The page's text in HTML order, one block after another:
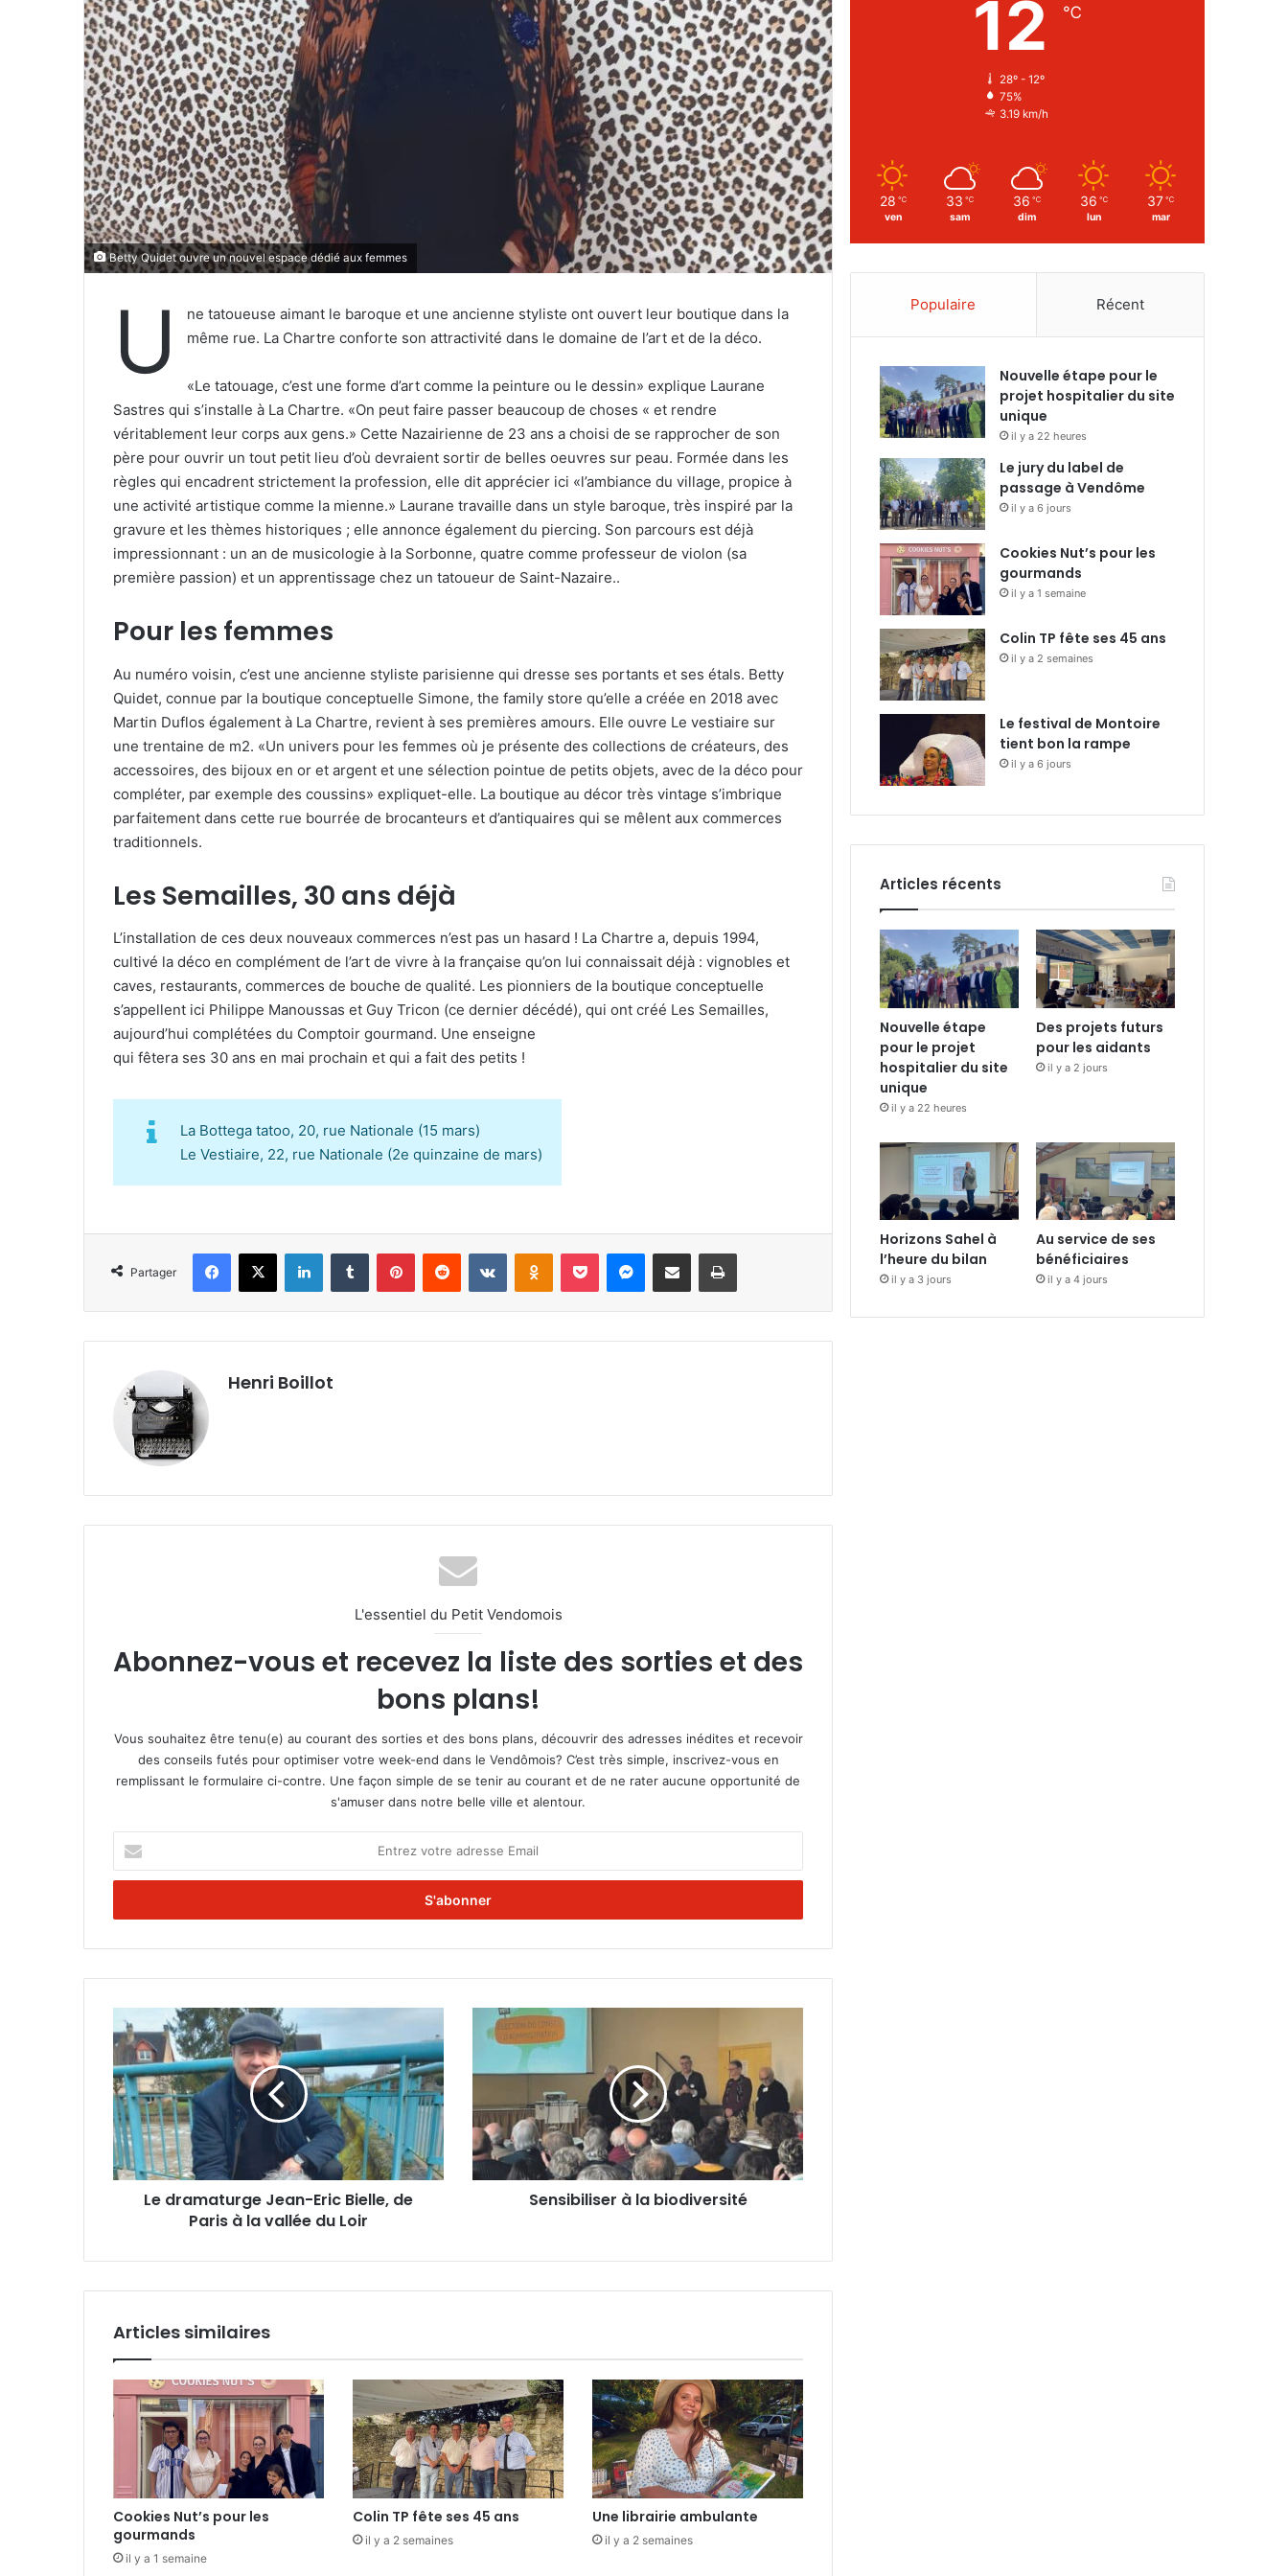
r
r
i
e
Betty Quidet ouvre un nouvel espace dédié aux femmes
U
ne tatoueuse aimant le baroque et une ancienne styliste ont ouvert leur boutique dans la
même rue. La Chartre conforte son attractivité dans le domaine de l’art et de la déco.
«Le tatouage, c’est une forme d’art comme la peinture ou le dessin» explique Laurane
Sastres qui s’installe à La Chartre. «On peut faire passer beaucoup de choses « et rendre
véritablement leur corps aux gens.» Cette Nazairienne de 23 ans a choisi de se rapprocher de son
père pour ouvrir un tout petit lieu d’où devraient sortir de belles oeuvres sur peau. Formée dans les
règles qui encadrent strictement la profession, elle dit apprécier ici «l’ambiance du village, propice à
une activité artistique comme la mienne.» Laurane travaille dans un style baroque, très inspiré par la
gravure et les thèmes historiques ; elle annonce également du piercing. Son parcours est déjà
impressionnant : un an de musicologie à la Sorbonne, quatre comme professeur de violon (sa
première passion) et un apprentissage chez un tatoueur de Saint-Nazaire..
Pour les femmes
Au numéro voisin, c’est une ancienne styliste parisienne qui dresse ses portants et ses étals. Betty
Quidet, connue par la boutique conceptuelle Simone, the family store qu’elle a créée en 2018 avec
Martin Duflos également à La Chartre, revient à ses premières amours. Elle ouvre Le vestiaire sur
une trentaine de m2. «Un univers pour les femmes où je présente des collections de créateurs, des
accessoires, des bijoux en or et argent et une sélection pointue de petits objets, avec de la déco pour
compléter, par exemple des coussins» expliquet-elle. La boutique au décor très vintage s’imbrique
parfaitement dans cette rue bourrée de brocanteurs et d’antiquaires qui se mêlent aux commerces
traditionnels.
Les Semailles, 30 ans déjà
L’installation de ces deux nouveaux commerces n’est pas un hasard ! La Chartre a, depuis 1994,
cultivé la déco en complément de l’art de vivre à la française qu’on lui connaissait déjà : vignobles et
caves, restaurants, commerces de bouche de qualité. Les pionniers de la boutique conceptuelle
s’appellent ici Philippe Manoussas et Guy Tricon (ce dernier décédé), qui ont créé Les Semailles,
aujourd’hui complétées du Comptoir gourmand. Une enseigne
qui fêtera ses 30 ans en mai prochain et qui a fait des petits !
La Bottega tatoo, 20, rue Nationale (15 mars)
Le Vestiaire, 22, rue Nationale (2e quinzaine de mars)
Partager
Henri Boillot
L'essentiel du Petit Vendomois
Abonnez-vous et recevez la liste des sorties et des
bons plans!
Vous souhaitez être tenu(e) au courant des sorties et des bons plans, découvrir des adresses inédites et recevoir
des conseils futés pour optimiser votre week-end dans le Vendômois? C’est très simple, inscrivez-vous en
remplissant le formulaire ci-contre. Une façon simple de se tenir au courant et de ne rater aucune opportunité de
s'amuser dans notre belle ville et alentour.
t
e
o
e
a
d
r
e
s
s
e
i
e
r
a
m
a
t
u
J
-
E
r
i
c
l
l
e
,
Le dramaturge Jean-Eric Bielle, de
Paris à la vallée du Loir
s
b
i
l
i
à
o
d
i
v
e
s
i
t
Sensibiliser à la biodiversité
Articles similaires
Cookies Nut’s pour les
gourmands
il y a 1 semaine
Colin TP fête ses 45 ans
il y a 2 semaines
Une librairie ambulante
il y a 2 semaines
12 ℃
28º - 12º
75%
3.19 km/h
28 ℃
ven
33 ℃
sam
36 ℃
dim
36 ℃
lun
37 ℃
mar
Populaire Récent
Nouvelle étape pour le
projet hospitalier du site
unique
il y a 22 heures
Le jury du label de
passage à Vendôme
il y a 6 jours
Cookies Nut’s pour les
gourmands
il y a 1 semaine
Colin TP fête ses 45 ans
il y a 2 semaines
Le festival de Montoire
tient bon la rampe
il y a 6 jours
Articles récents
Nouvelle étape
pour le projet
hospitalier du site
unique
il y a 22 heures
Des projets futurs
pour les aidants
il y a 2 jours
Horizons Sahel à
l’heure du bilan
il y a 3 jours
Au service de ses
bénéficiaires
il y a 4 jours